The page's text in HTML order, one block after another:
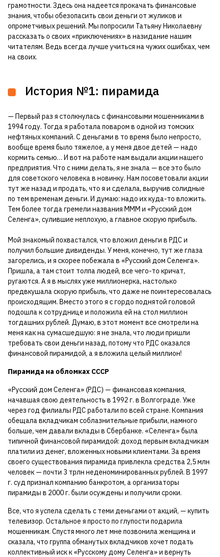
грамотности. Здесь она надеется прокачать финансовые
знания, чтобы обезопасить свои деньги от жуликов и
опрометчивых решений. Мы попросили Татьяну Николаевну
рассказать о своих «приключениях» в назидание нашим
читателям. Ведь всегда лучше учиться на чужих ошибках, чем
на своих.
История №1: пирамида
— Первый раз я столкнулась с финансовыми мошенниками в
1994 году. Тогда я работала поваром в одной из томских
нефтяных компаний. С деньгами в то время было непросто,
вообще время было тяжелое, а у меня двое детей — надо
кормить семью… И вот на работе нам выдали акции нашего
предприятия. Что с ними делать, я не знала — все это было
для советского человека в новинку. Нам посоветовали акции
тут же назад и продать, что я и сделала, выручив солидные
по тем временам деньги. И думаю: надо их куда-то вложить.
Тем более тогда гремели названия МММ и «Русский дом
Селенга», сулившие неплохую, а главное скорую прибыль.
Мой знакомый похвастался, что вложил деньги в РДС и
получил большие дивиденды. У меня, конечно, тут же глаза
загорелись, и я скорее побежала в «Русский дом Селенга».
Пришла, а там стоит толпа людей, все чего-то кричат,
ругаются. А я в мыслях уже миллионерка, настолько
предвкушала скорую прибыль, что даже не поинтересовалась
происходящим. Вместо этого я с гордо поднятой головой
подошла к сотруднице и положила ей на стол миллион
тогдашних рублей. Думаю, в этот момент все смотрели на
меня как на сумасшедшую: я не знала, что люди пришли
требовать свои деньги назад, потому что РДС оказался
финансовой пирамидой, а я вложила целый миллион!
Пирамида на обломках СССР
«Русский дом Селенга» (РДС) — финансовая компания,
начавшая свою деятельность в 1992 г. в Волгограде. Уже
через год филиалы РДС работали по всей стране. Компания
обещала вкладчикам соблазнительные прибыли, намного
больше, чем давали вклады в Сбербанке. «Селенга» была
типичной финансовой пирамидой: доход первым вкладчикам
платили из денег, вложенных новыми клиентами. За время
своего существования пирамида привлекла средства 2,5 млн
человек — почти 3 трлн неденоминированных рублей. В 1997
г. суд признал компанию банкротом, а организаторы
пирамиды в 2000 г. были осуждены и получили сроки.
Все, что я успела сделать с теми деньгами от акций, — купить
телевизор. Остальное я просто по глупости подарила
мошенникам. Спустя много лет мне позвонила женщина и
сказала, что группа обманутых вкладчиков хочет подать
коллективный иск к «Русскому дому Селенга» и вернуть